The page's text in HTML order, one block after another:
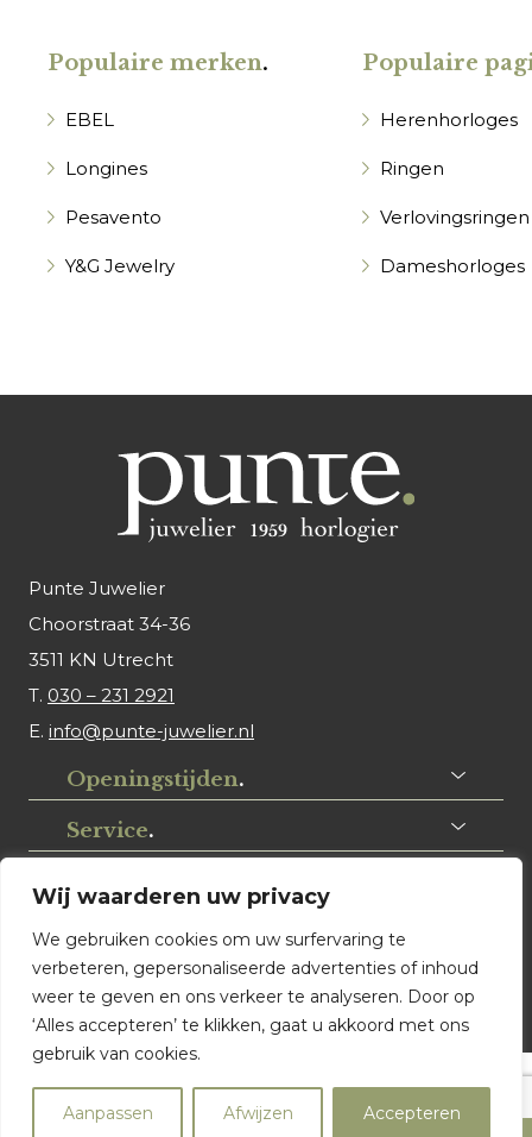
Wij waarderen uw privacy
We gebruiken cookies om uw surfervaring te
verbeteren, gepersonaliseerde advertenties of inhoud
weer te geven en ons verkeer te analyseren. Door op
‘Alles accepteren’ te klikken, gaat u akkoord met ons
gebruik van cookies.
Aanpassen Afwijzen Accepteren
Populaire merken.
EBEL
Longines
Pesavento
Y&G Jewelry
Populaire
Herenhorloges
Ringen
Verlovingsringen
Dameshorloges
Punte Juwelier
Choorstraat 34-36
3511 KN Utrecht
T. 030 – 231 2921
E. info@punte-juwelier.nl
Openingstijden.
Service.
Volg ons
© Punte Juwelier Utrecht. Website ontwerp & realisatie:
Watch this Agency BV Almere